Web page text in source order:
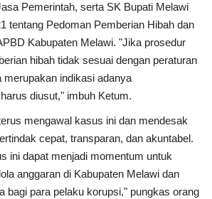
Pemerintah, serta SK Bupati Melawi
tentang Pedoman Pemberian Hibah dan
Kabupaten Melawi. "Jika prosedur
hibah tidak sesuai dengan peraturan
merupakan indikasi adanya
diusut," imbuh Ketum.
mengawal kasus ini dan mendesak
cepat, transparan, dan akuntabel.
ini dapat menjadi momentum untuk
anggaran di Kabupaten Melawi dan
bagi para pelaku korupsi," pungkas orang